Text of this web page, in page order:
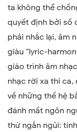
ta không thể
quyết định bởi số
phải nhắc lại, âm
giàu “lyric-
giáo trình âm
nhạc rời xa thi ca,
về những thế hệ
đánh mất ngôn
thứ ngắn ngủi: